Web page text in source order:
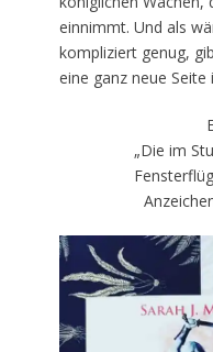
einnimmt. Und als
kompliziert genug,
eine ganz neue
„Die im